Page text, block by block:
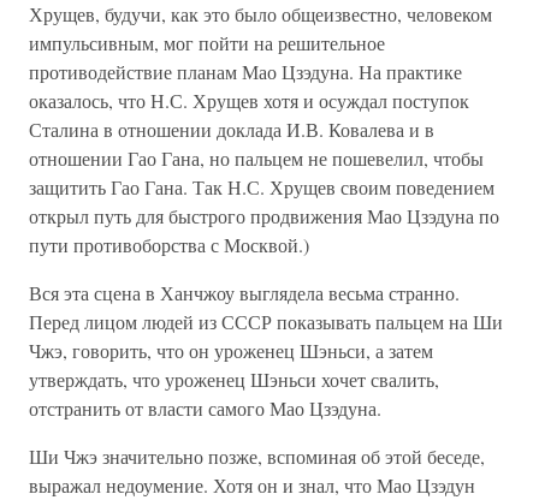
Хрущев, будучи, как это было общеизвестно, человеком
импульсивным, мог пойти на решительное
противодействие планам Мао Цзэдуна. На практике
оказалось, что Н.С. Хрущев хотя и осуждал поступок
Сталина в отношении доклада И.В. Ковалева и в
отношении Гао Гана, но пальцем не пошевелил, чтобы
защитить Гао Гана. Так Н.С. Хрущев своим поведением
открыл путь для быстрого продвижения Мао Цзэдуна по
пути противоборства с Москвой.)
Вся эта сцена в Ханчжоу выглядела весьма странно.
Перед лицом людей из СССР показывать пальцем на Ши
Чжэ, говорить, что он уроженец Шэньси, а затем
утверждать, что уроженец Шэньси хочет свалить,
отстранить от власти самого Мао Цзэдуна.
Ши Чжэ значительно позже, вспоминая об этой беседе,
выражал недоумение. Хотя он и знал, что Мао Цзэдун